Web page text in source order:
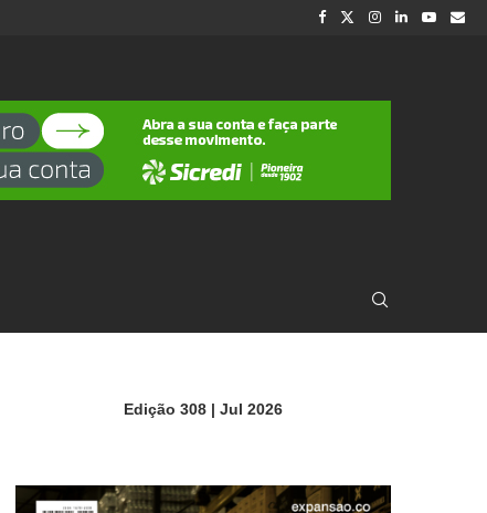
Edição 308 | Jul 2026